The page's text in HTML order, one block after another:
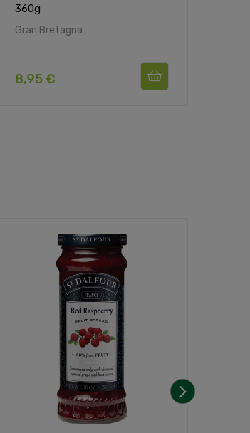
360g
Gran Bretagna
8,95 €